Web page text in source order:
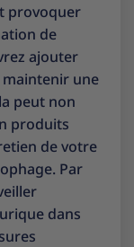
provoquer
de
ajouter
une
peut non
produits
de votre
Par
dans